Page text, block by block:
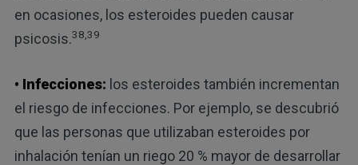
en ocasiones, los esteroides pueden causar
psicosis.38,39
• Infecciones: los esteroides también incrementan
el riesgo de infecciones. Por ejemplo, se descubrió
que las personas que utilizaban esteroides por
inhalación tenían un riego 20 % mayor de desarrollar